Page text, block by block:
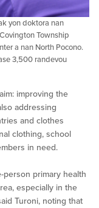
yon doktora nan
Township
a nan North Pocono.
3,500 randevou
improving the
addressing
and clothes
clothing, school
in need.
person primary health
especially in the
Turoni, noting that